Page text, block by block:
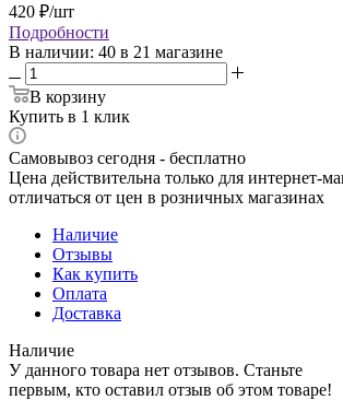
420 ₽/шт
Подробности
В наличии: 40 в 21 магазине
В корзину
Купить в 1 клик
Самовывоз сегодня - бесплатно
Цена действительна только для интернет-
отличаться от цен в розничных магазинах
Наличие
Отзывы
Как купить
Оплата
Доставка
Наличие
У данного товара нет отзывов. Станьте
первым, кто оставил отзыв об этом товаре!